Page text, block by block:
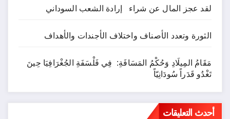
لقد عجز المال عن شراء إرادة الشعب السوداني
الثورة وتعدد الأصناف واختلاف الأجندات والأهداف
مَقَامُ المِيلَادِ وَحُكْمُ المَسَافَةِ: فِي فَلْسَفَةِ الجُغْرَافِيَا حِينَ
تَغْدُو قَدَراً سُودَانِيّاً
أحدث التعليقات